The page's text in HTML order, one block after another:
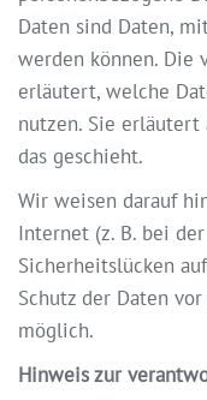
Daten sind Daten,
werden können. Die
erläutert, welche
nutzen. Sie erläutert
das geschieht.
Wir weisen darauf
Internet (z. B. bei
Sicherheitslücken
Schutz der Daten
möglich.
Hinweis zur